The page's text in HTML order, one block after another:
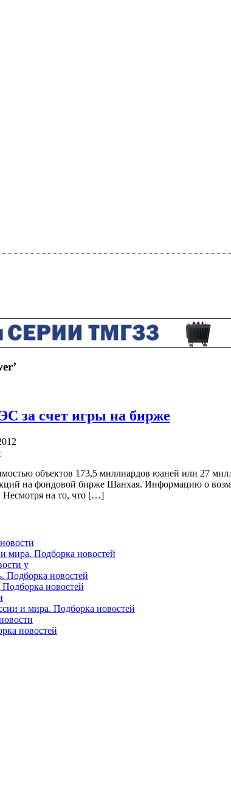
за счет игры на бирже
объектов 173,5 миллиардов юаней или 27
на фондовой бирже Шанхая. Информацию о
Несмотря на то, что […]
мира. Подборка новостей
у
Подборка новостей
новостей
и мира. Подборка новостей
новостей